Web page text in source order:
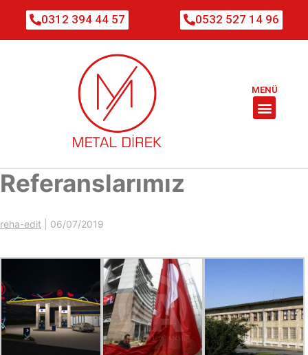
0312 394 44 57 0532 527 14 96
MENÜ
Referanslarımız
reha-edit 06/07/2019